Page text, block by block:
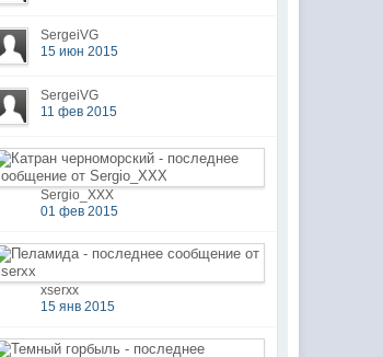
SergeiVG
15 июн 2015
SergeiVG
11 фев 2015
Sergio_XXX
01 фев 2015
xserxx
15 янв 2015